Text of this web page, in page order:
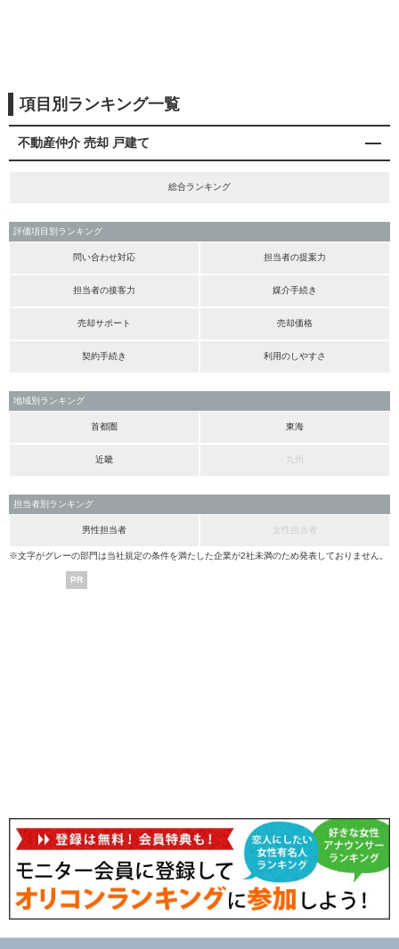
項目別ランキング一覧
不動産仲介 売却 戸建て
総合ランキング
評価項目別ランキング
問い合わせ対応 担当者の提案力
担当者の接客力 媒介手続き
売却サポート 売却価格
契約手続き 利用のしやすさ
地域別ランキング
首都圏 東海
近畿 九州
担当者別ランキング
男性担当者 女性担当者
※文字がグレーの部門は当社規定の条件を満たした企業が2社未満のため発表しておりません。
PR